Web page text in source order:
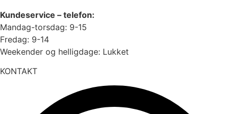
Kundeservice – telefon:
Mandag-torsdag: 9-15
Fredag: 9-14
Weekender og helligdage: Lukket
KONTAKT